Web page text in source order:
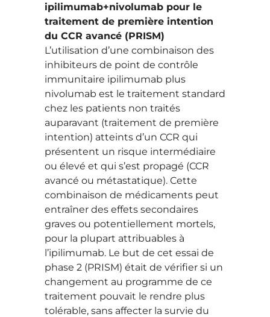
ipilimumab+nivolumab pour le
traitement de première intention
du CCR avancé (PRISM)
L’utilisation d’une combinaison des
inhibiteurs de point de contrôle
immunitaire ipilimumab plus
nivolumab est le traitement standard
chez les patients non traités
auparavant (traitement de première
intention) atteints d’un CCR qui
présentent un risque intermédiaire
ou élevé et qui s’est propagé (CCR
avancé ou métastatique). Cette
combinaison de médicaments peut
entraîner des effets secondaires
graves ou potentiellement mortels,
pour la plupart attribuables à
l’ipilimumab. Le but de cet essai de
phase 2 (PRISM) était de vérifier si un
changement au programme de ce
traitement pouvait le rendre plus
tolérable, sans affecter la survie du